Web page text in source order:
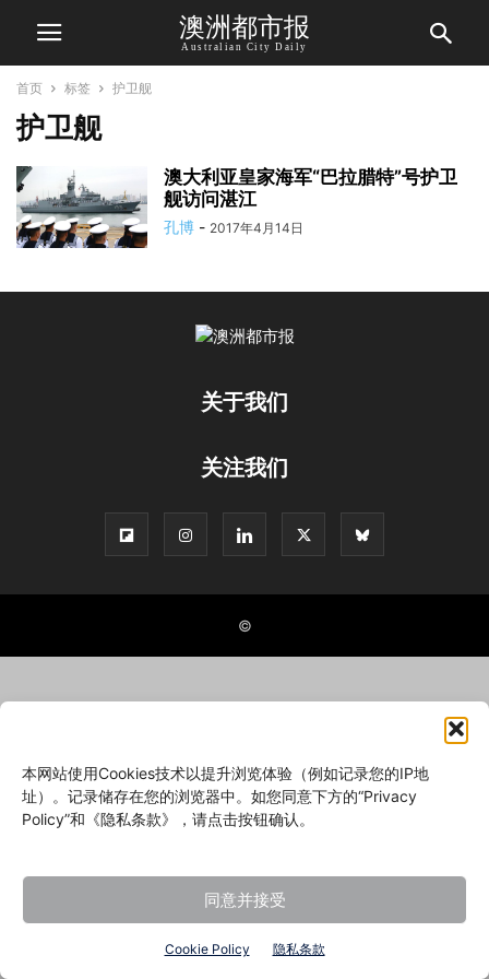
本网站使用Cookies技术以提升浏览体验（例如记录您的IP地
址）。记录储存在您的浏览器中。如您同意下方的“Privacy
Policy”和《隐私条款》，请点击按钮确认。
同意并接受
Cookie Policy 隐私条款
澳洲都市报
Australian City Daily
首页 标签 护卫舰
护卫舰
澳大利亚皇家海军“巴拉腊特”号护卫
舰访问湛江
孔博 - 2017年4月14日
关于我们
关注我们
©